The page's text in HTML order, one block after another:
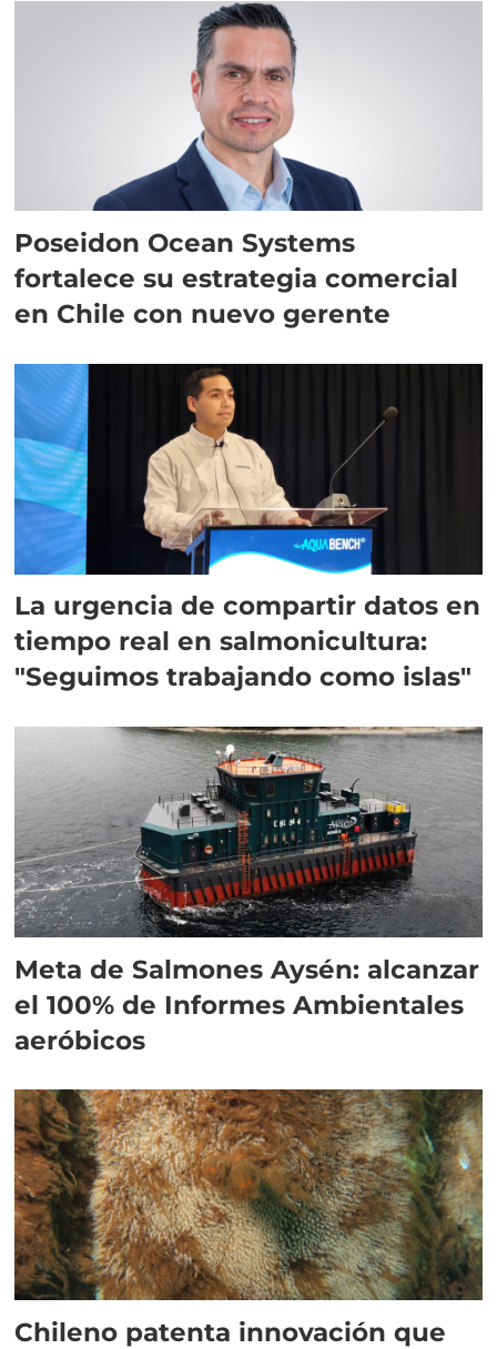
Poseidon Ocean Systems
fortalece su estrategia comercial
en Chile con nuevo gerente
La urgencia de compartir datos en
tiempo real en salmonicultura:
"Seguimos trabajando como islas"
Meta de Salmones Aysén: alcanzar
el 100% de Informes Ambientales
aeróbicos
Chileno patenta innovación que